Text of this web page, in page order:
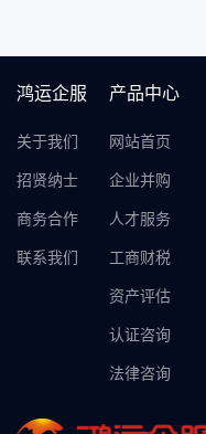
鸿运企服
关于我们
招贤纳士
商务合作
联系我们
产品中心
网站首页
企业并购
人才服务
工商财税
资产评估
认证咨询
法律咨询